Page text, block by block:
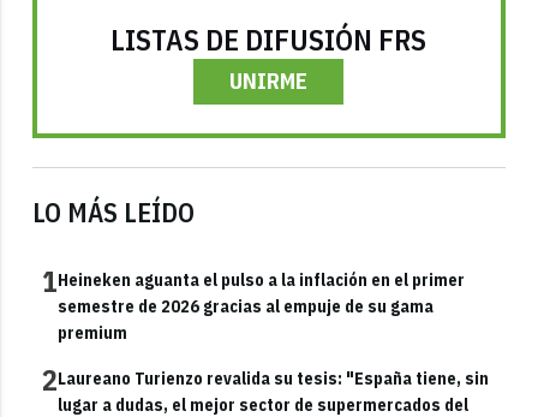
LISTAS DE DIFUSIÓN FRS
UNIRME
LO MÁS LEÍDO
1Heineken aguanta el pulso a la inflación en el primer
semestre de 2026 gracias al empuje de su gama
premium
2Laureano Turienzo revalida su tesis: "España tiene, sin
lugar a dudas, el mejor sector de supermercados del